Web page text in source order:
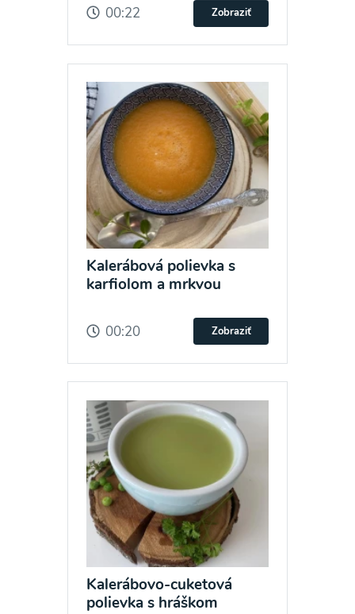
00:22 Zobraziť
Kalerábová polievka s
karfiolom a mrkvou
00:20 Zobraziť
Kalerábovo-cuketová
polievka s hráškom